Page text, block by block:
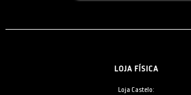
LOJA FÍSICA
Loja Castelo: